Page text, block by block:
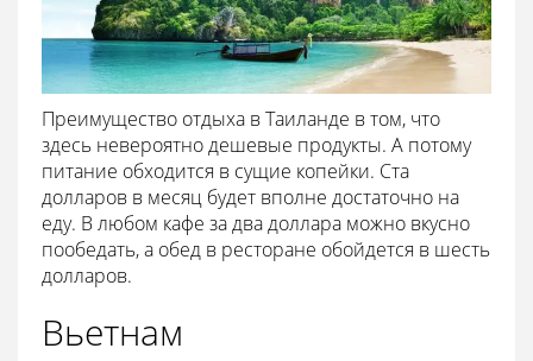
Преимущество отдыха в Таиланде в том, что
здесь невероятно дешевые продукты. А потому
питание обходится в сущие копейки. Ста
долларов в месяц будет вполне достаточно на
еду. В любом кафе за два доллара можно вкусно
пообедать, а обед в ресторане обойдется в шесть
долларов.
Вьетнам